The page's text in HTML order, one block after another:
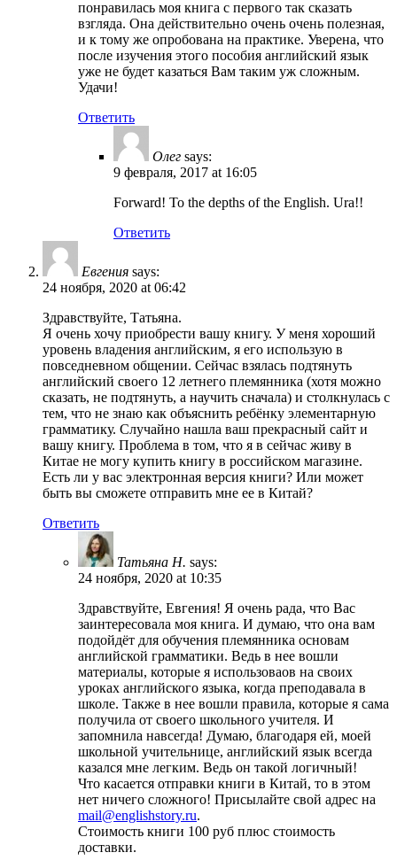
понравилась моя книга с первого так сказать
взгляда. Она действительно очень очень полезная,
и к тому же опробована на практике. Уверена, что
после изучения этого пособия английский язык
уже не будет казаться Вам таким уж сложным.
Удачи!
Ответить
Олег says:
9 февраля, 2017 at 16:05
Forward! To the depths of the English. Ura!!
Ответить
Евгения says:
24 ноября, 2020 at 06:42
Здравствуйте, Татьяна.
Я очень хочу приобрести вашу книгу. У меня хороший
уровень владения английским, я его использую в
повседневном общении. Сейчас взялась подтянуть
английский своего 12 летнего племянника (хотя можно
сказать, не подтянуть, а научить сначала) и столкнулась с
тем, что не знаю как объяснить ребёнку элементарную
грамматику. Случайно нашла ваш прекрасный сайт и
вашу книгу. Проблема в том, что я в сейчас живу в
Китае не могу купить книгу в российском магазине.
Есть ли у вас электронная версия книги? Или может
быть вы сможете отправить мне ее в Китай?
Ответить
Татьяна Н. says:
24 ноября, 2020 at 10:35
Здравствуйте, Евгения! Я очень рада, что Вас
заинтересовала моя книга. И думаю, что она вам
подойдёт для обучения племянника основам
английской грамматики. Ведь в нее вошли
материалы, которые я использоваов на своих
уроках английского языка, когда преподавала в
школе. Также в нее вошли правила, которые я сама
получила от своего школьного учителя. И
запомнила навсегда! Думаю, благодаря ей, моей
школьной учительнице, английский язык всегда
казался мне легким. Ведь он такой логичный!
Что касается отправки книги в Китай, то в этом
нет ничего сложного! Присылайте свой адрес на
mail@englishstory.ru.
Стоимость книги 100 руб плюс стоимость
доставки.